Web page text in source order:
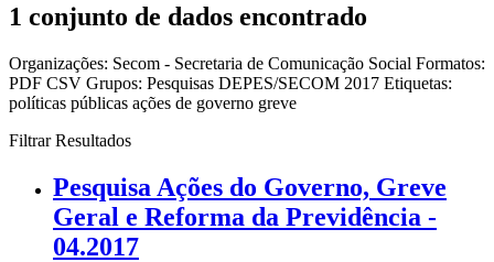
1 conjunto de dados encontrado
Organizações: Secom - Secretaria de Comunicação Social Formatos:
PDF CSV Grupos: Pesquisas DEPES/SECOM 2017 Etiquetas:
políticas públicas ações de governo greve
Filtrar Resultados
Pesquisa Ações do Governo, Greve
Geral e Reforma da Previdência -
04.2017